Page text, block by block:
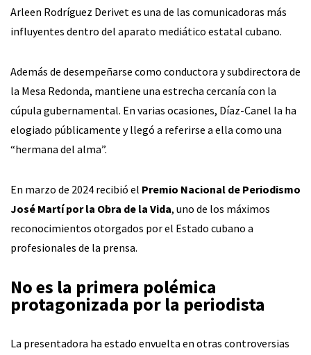
Arleen Rodríguez Derivet es una de las comunicadoras más
influyentes dentro del aparato mediático estatal cubano.
Además de desempeñarse como conductora y subdirectora de
la Mesa Redonda, mantiene una estrecha cercanía con la
cúpula gubernamental. En varias ocasiones, Díaz-Canel la ha
elogiado públicamente y llegó a referirse a ella como una
“hermana del alma”.
En marzo de 2024 recibió el Premio Nacional de Periodismo
José Martí por la Obra de la Vida, uno de los máximos
reconocimientos otorgados por el Estado cubano a
profesionales de la prensa.
No es la primera polémica
protagonizada por la periodista
La presentadora ha estado envuelta en otras controversias